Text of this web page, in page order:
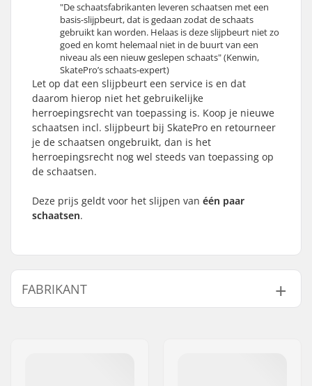
"De schaatsfabrikanten leveren schaatsen met een
basis-slijpbeurt, dat is gedaan zodat de schaats
gebruikt kan worden. Helaas is deze slijpbeurt niet zo
goed en komt helemaal niet in de buurt van een
niveau als een nieuw geslepen schaats" (Kenwin,
SkatePro’s schaats-expert)
Let op dat een slijpbeurt een service is en dat
daarom hierop niet het gebruikelijke
herroepingsrecht van toepassing is. Koop je nieuwe
schaatsen incl. slijpbeurt bij SkatePro en retourneer
je de schaatsen ongebruikt, dan is het
herroepingsrecht nog wel steeds van toepassing op
de schaatsen.
Deze prijs geldt voor het slijpen van één paar
schaatsen.
FABRIKANT